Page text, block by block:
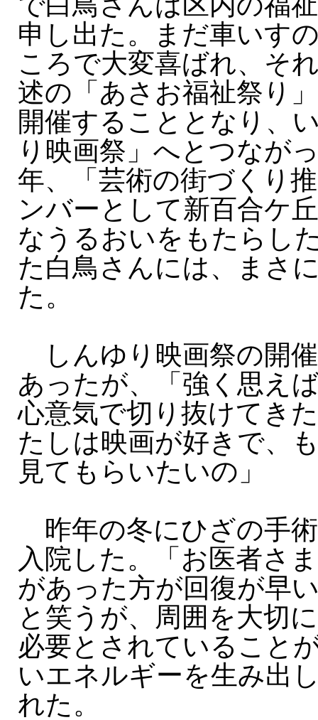
申し出た。まだ車いす
ころで大変喜ばれ、そ
述の「あさお福祉祭り
開催することとなり、
り映画祭」へとつなが
年、「芸術の街づくり
ンバーとして新百合ケ
なうるおいをもたらし
た白鳥さんには、まさ
た。
しんゆり映画祭の開
あったが、「強く思え
心意気で切り抜けてき
たしは映画が好きで、
見てもらいたいの」
昨年の冬にひざの手
入院した。「お医者さ
があった方が回復が早
と笑うが、周囲を大切
必要とされていること
いエネルギーを生み出
れた。